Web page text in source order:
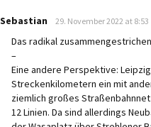
Sebastian says:
29. November 2022 at 8:53
Das radikal
–
Eine andere Perspektive:
Streckenkilometern ein mit
ziemlich großes
12 Linien. Da sind allerdings